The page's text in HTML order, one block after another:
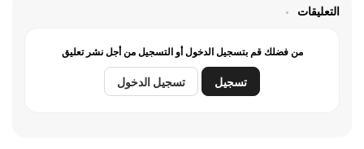
التعليقات
من فضلك قم بتسجيل الدخول أو التسجيل من أجل نشر تعليق
تسجيل تسجيل الدخول